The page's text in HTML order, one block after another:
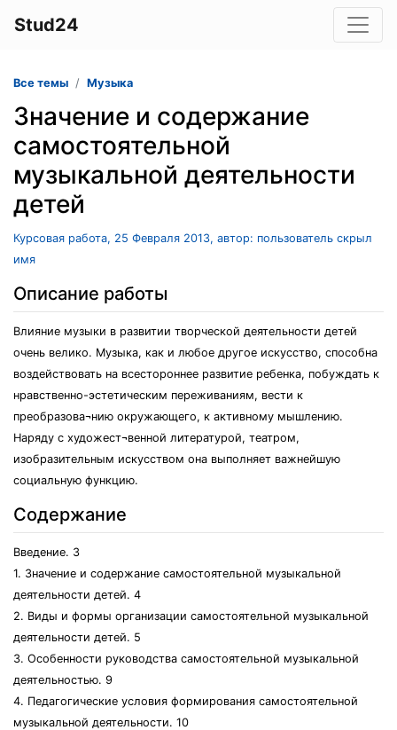
Stud24
Все темы Музыка
Значение и содержание
самостоятельной
музыкальной деятельности
детей
Курсовая работа, 25 Февраля 2013, автор: пользователь скрыл
имя
Описание работы
Влияние музыки в развитии творческой деятельности детей
очень велико. Музыка, как и любое другое искусство, способна
воздействовать на всестороннее развитие ребенка, побуждать к
нравственно-эстетическим переживаниям, вести к
преобразова¬нию окружающего, к активному мышлению.
Наряду с художест¬венной литературой, театром,
изобразительным искусством она выполняет важнейшую
социальную функцию.
Содержание
Введение. 3
1. Значение и содержание самостоятельной музыкальной
деятельности детей. 4
2. Виды и формы организации самостоятельной музыкальной
деятельности детей. 5
3. Особенности руководства самостоятельной музыкальной
деятельностью. 9
4. Педагогические условия формирования самостоятельной
музыкальной деятельности. 10